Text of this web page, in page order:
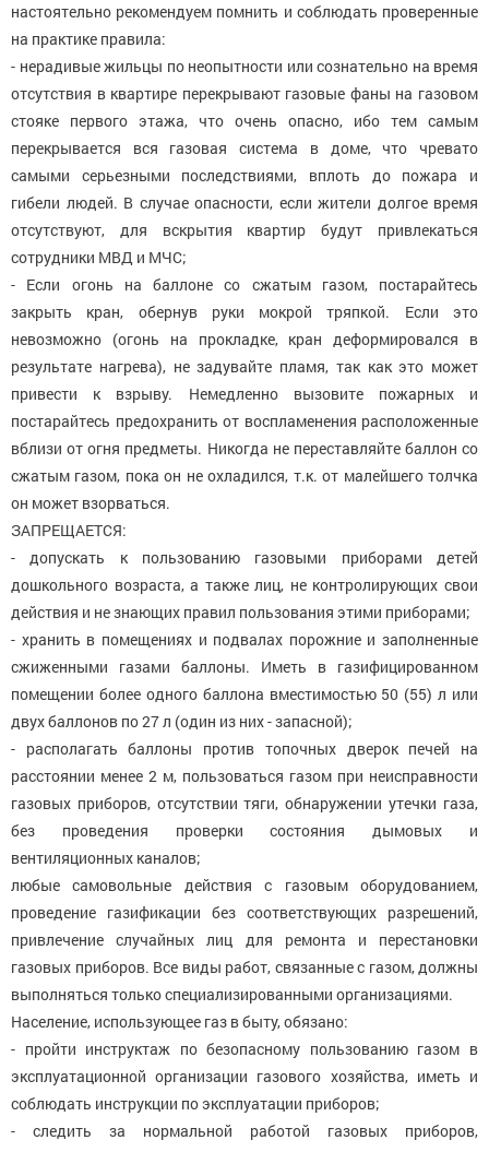
настоятельно рекомендуем помнить и соблюдать проверенные
на практике правила:
- нерадивые жильцы по неопытности или сознательно на время
отсутствия в квартире перекрывают газовые фаны на газовом
стояке первого этажа, что очень опасно, ибо тем самым
перекрывается вся газовая система в доме, что чревато
самыми серьезными последствиями, вплоть до пожара и
гибели людей. В случае опасности, если жители долгое время
отсутствуют, для вскрытия квартир будут привлекаться
сотрудники МВД и МЧС;
- Если огонь на баллоне со сжатым газом, постарайтесь
закрыть кран, обернув руки мокрой тряпкой. Если это
невозможно (огонь на прокладке, кран деформировался в
результате нагрева), не задувайте пламя, так как это может
привести к взрыву. Немедленно вызовите пожарных и
постарайтесь предохранить от воспламенения расположенные
вблизи от огня предметы. Никогда не переставляйте баллон со
сжатым газом, пока он не охладился, т.к. от малейшего толчка
он может взорваться.
ЗАПРЕЩАЕТСЯ:
- допускать к пользованию газовыми приборами детей
дошкольного возраста, а также лиц, не контролирующих свои
действия и не знающих правил пользования этими приборами;
- хранить в помещениях и подвалах порожние и заполненные
сжиженными газами баллоны. Иметь в газифицированном
помещении более одного баллона вместимостью 50 (55) л или
двух баллонов по 27 л (один из них - запасной);
- располагать баллоны против топочных дверок печей на
расстоянии менее 2 м, пользоваться газом при неисправности
газовых приборов, отсутствии тяги, обнаружении утечки газа,
без проведения проверки состояния дымовых и
вентиляционных каналов;
любые самовольные действия с газовым оборудованием,
проведение газификации без соответствующих разрешений,
привлечение случайных лиц для ремонта и перестановки
газовых приборов. Все виды работ, связанные с газом, должны
выполняться только специализированными организациями.
Население, использующее газ в быту, обязано:
- пройти инструктаж по безопасному пользованию газом в
эксплуатационной организации газового хозяйства, иметь и
соблюдать инструкции по эксплуатации приборов;
- следить за нормальной работой газовых приборов,